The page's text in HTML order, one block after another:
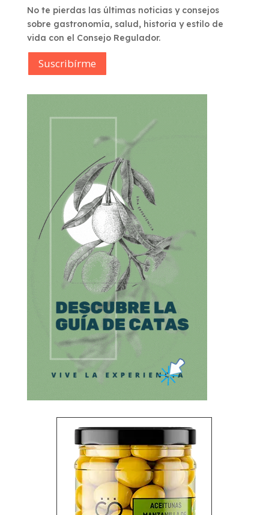
No te pierdas las últimas noticias y consejos
sobre gastronomía, salud, historia y estilo de
vida con el Consejo Regulador.
Suscribírme